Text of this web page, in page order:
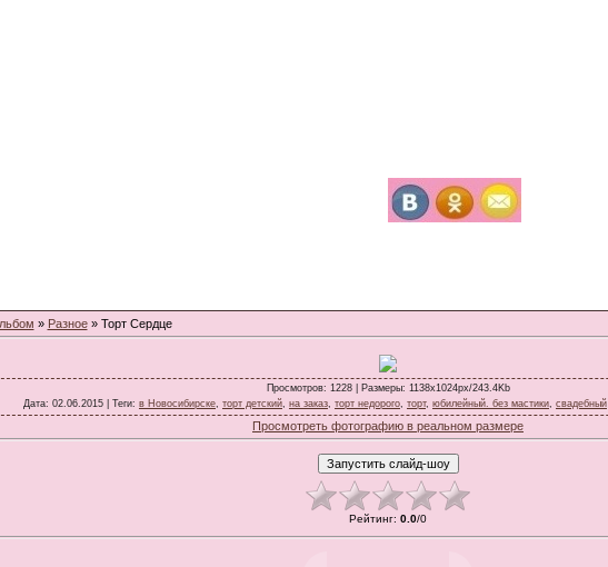
» Разное» Торт Сердце
Просмотров: 1228 | Размеры: 1138x1024px/243.4Kb
Дата: 02.06.2015 | Теги: в Новосибирске торт детский на заказ торт недорого торт, юбилейный. без мастики свадебный
Просмотреть фотографию в реальном размере
Рейтинг: 0.0/0